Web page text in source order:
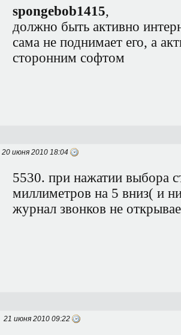
spongebob1415,
должно быть активно
сама не поднимает его, а
сторонним софтом
20 июня 2010 18:04
5530. при нажатии выбора
миллиметров на 5 вниз( и
журнал звонков не
21 июня 2010 09:22